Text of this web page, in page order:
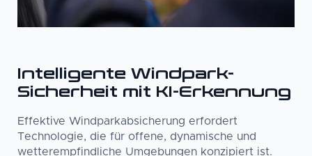
Intelligente Windpark-
Sicherheit mit KI-Erkennung
Effektive Windparkabsicherung erfordert
Technologie, die für offene, dynamische und
wetterempfindliche Umgebungen konzipiert ist.